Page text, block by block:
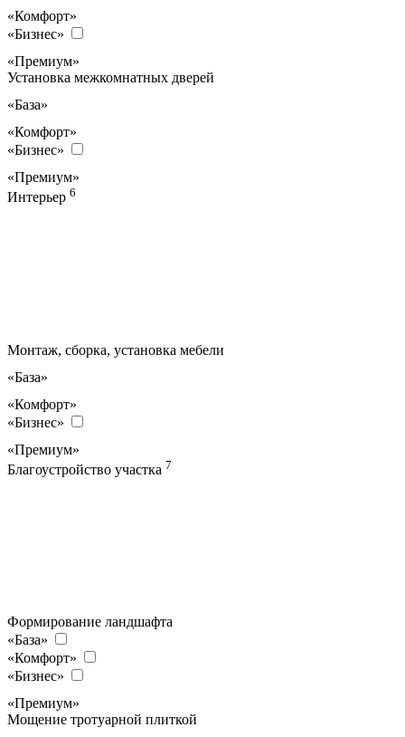
«Комфорт»
«Бизнес»
«Премиум»
Установка межкомнатных дверей
«База»
«Комфорт»
«Бизнес»
«Премиум»
Интерьер 6
Монтаж, сборка, установка мебели
«База»
«Комфорт»
«Бизнес»
«Премиум»
Благоустройство участка 7
Формирование ландшафта
«База»
«Комфорт»
«Бизнес»
«Премиум»
Мощение тротуарной плиткой